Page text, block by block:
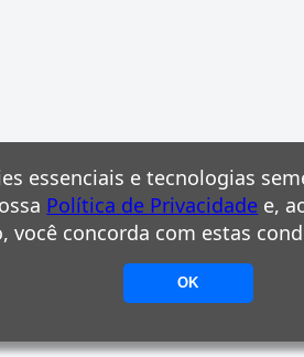
essenciais e tecnologias
Política de Privacidade e,
você concorda com estas
OK